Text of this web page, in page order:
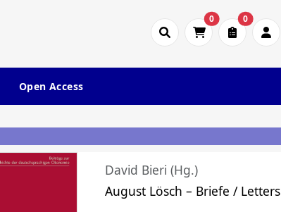
0 0
Open Access
David Bieri (Hg.)
August Lösch – Briefe / Letters